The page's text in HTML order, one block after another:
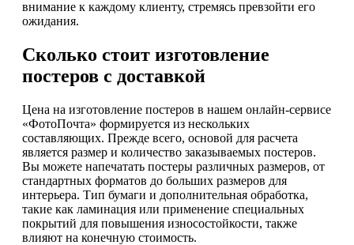
внимание к каждому клиенту, стремясь превзойти его
ожидания.
Сколько стоит изготовление
постеров с доставкой
Цена на изготовление постеров в нашем онлайн-сервисе
«ФотоПочта» формируется из нескольких
составляющих. Прежде всего, основой для расчета
является размер и количество заказываемых постеров.
Вы можете напечатать постеры различных размеров, от
стандартных форматов до больших размеров для
интерьера. Тип бумаги и дополнительная обработка,
такие как ламинация или применение специальных
покрытий для повышения износостойкости, также
влияют на конечную стоимость.